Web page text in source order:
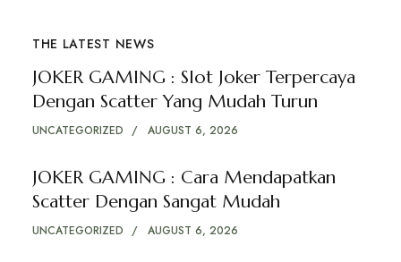
THE LATEST NEWS
JOKER GAMING : Slot Joker Terpercaya
Dengan Scatter Yang Mudah Turun
UNCATEGORIZED AUGUST 6, 2026
JOKER GAMING : Cara Mendapatkan
Scatter Dengan Sangat Mudah
UNCATEGORIZED AUGUST 6, 2026